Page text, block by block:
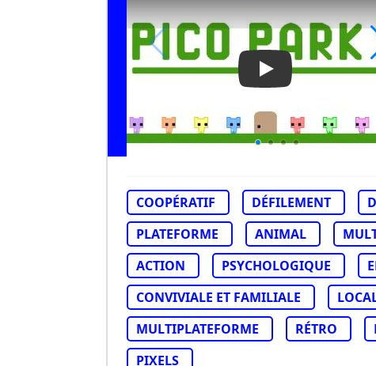
Play Video: Pico
COOPÉRATIF DÉFILEMENT
PLATEFORME
ANIMAL
ACTION
PSYCHOLOGIQUE
CONVIVIALE ET FAMILIALE
MULTIPLATEFORME
RÉTRO
PIXELS